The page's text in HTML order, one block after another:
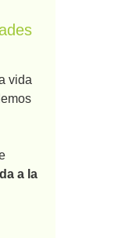
vida
a la